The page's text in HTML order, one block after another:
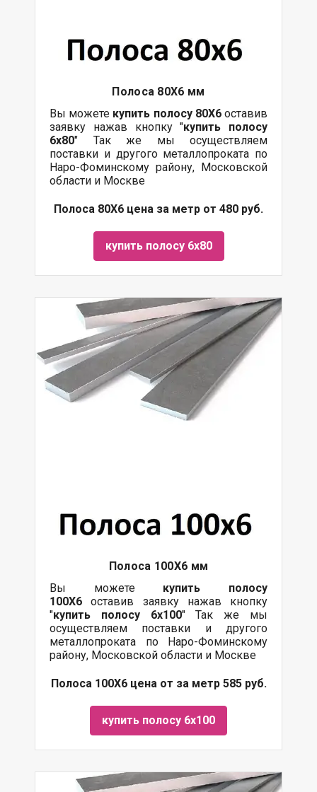
Полоса 80Х6 мм
Вы можете купить полосу 80Х6оставив
заявку нажав кнопку "купить полосу
6х80" Так же мы осуществляем
поставки и другого металлопроката по
Наро-Фоминскому району, Московской
области и Москве
Полоса 80Х6 цена за метр от 480 руб.
купить полосу 6х80
Полоса 100Х6 мм
Вы можете купить полосу
100Х6оставив заявку нажав кнопку
"купить полосу 6х100" Так же мы
осуществляем поставки и другого
металлопроката по Наро-Фоминскому
району, Московской области и Москве
Полоса 100Х6 цена от за метр 585 руб.
купить полосу 6х100